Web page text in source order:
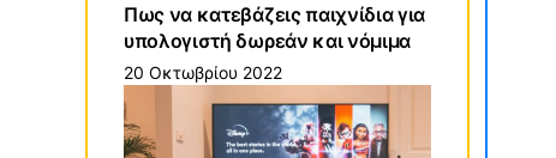
Πως να κατεβάζεις παιχνίδια για
υπολογιστή δωρεάν και νόμιμα
20 Οκτωβρίου 2022